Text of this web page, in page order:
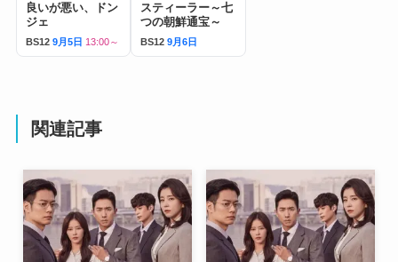
良いが悪い、ドン
ジェ
BS12 9月5日 13:00～
スティーラー～七
つの朝鮮通宝～
BS12 9月6日
関連記事